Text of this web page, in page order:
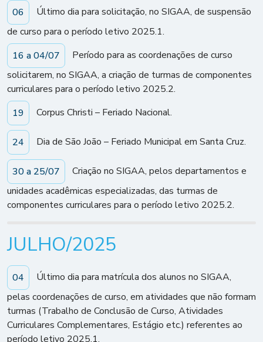
06
Último dia para solicitação, no SIGAA, de suspensão
de curso para o período letivo 2025.1.
16 a 04/07
Período para as coordenações de curso
solicitarem, no SIGAA, a criação de turmas de componentes
curriculares para o período letivo 2025.2.
19
Corpus Christi – Feriado Nacional.
24 Dia de São João – Feriado Municipal em Santa Cruz.
30 a 25/07
Criação no SIGAA, pelos departamentos e
unidades acadêmicas especializadas, das turmas de
componentes curriculares para o período letivo 2025.2.
JULHO/2025
04
Último dia para matrícula dos alunos no SIGAA,
pelas coordenações de curso, em atividades que não formam
turmas (Trabalho de Conclusão de Curso, Atividades
Curriculares Complementares, Estágio etc.) referentes ao
período letivo 2025.1.